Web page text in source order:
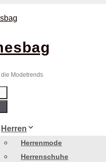
Modetrends
Herren
Herrenmode
Herrenschuhe